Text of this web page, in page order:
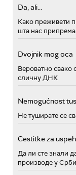
Da, ali...
Како преживети
шта нас
Dvojnik mog oca
Вероватно свако
сличну ДНК
Nemogućnost
Не туширате се
Cestitke za uspeh
Да ли сте знали
производе у